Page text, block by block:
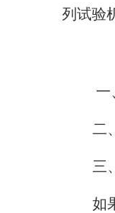
列试验
二
三
如